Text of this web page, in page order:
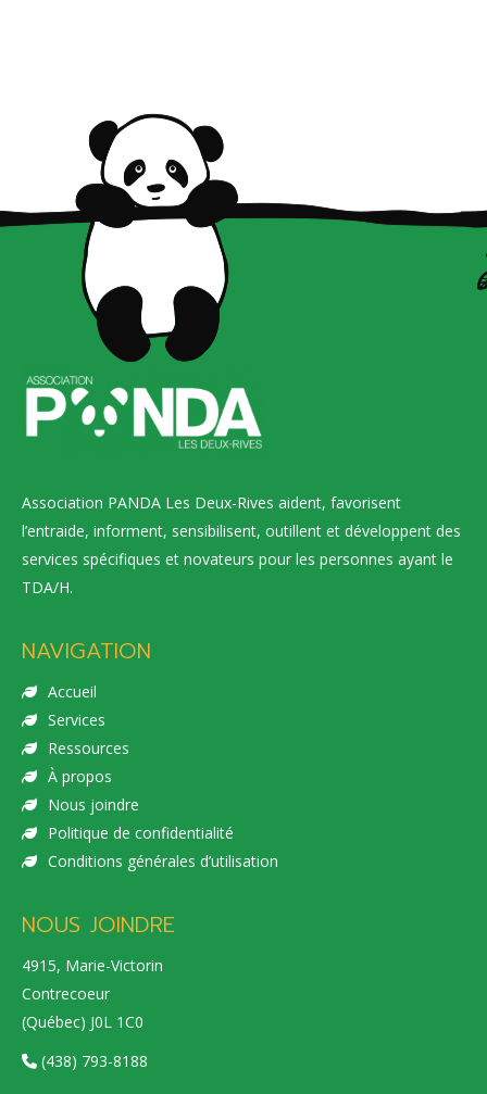
Association PANDA Les Deux-Rives aident, favorisent
l’entraide, informent, sensibilisent, outillent et développent des
services spécifiques et novateurs pour les personnes ayant le
TDA/H.
NAVIGATION
Accueil
Services
Ressources
À propos
Nous joindre
Politique de confidentialité
Conditions générales d’utilisation
NOUS JOINDRE
4915, Marie-Victorin
Contrecoeur
(Québec) J0L 1C0
(438) 793-8188